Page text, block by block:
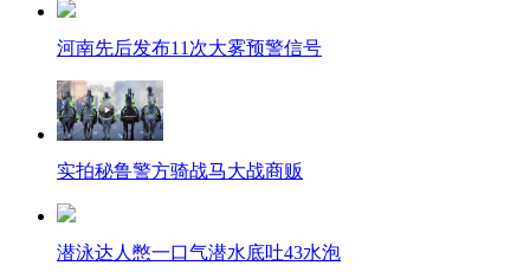
河南先后发布11次大雾预警信号
实拍秘鲁警方骑战马大战商贩
潜泳达人憋一口气潜水底吐43水泡